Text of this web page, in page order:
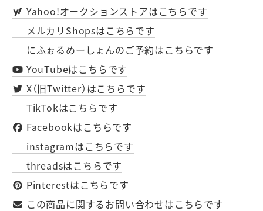
Yahoo!オークションストアはこちらです
メルカリShopsはこちらです
にふぉるめーしょんのご予約はこちらです
YouTubeはこちらです
X（旧Twitter）はこちらです
TikTokはこちらです
Facebookはこちらです
instagramはこちらです
threadsはこちらです
Pinterestはこちらです
この商品に関するお問い合わせはこちらです